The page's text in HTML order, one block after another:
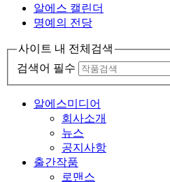
알에스 캘린더
명예의 전당
사이트 내 전체검색
검색어 필수
알에스미디어
회사소개
뉴스
공지사항
출간작품
로맨스